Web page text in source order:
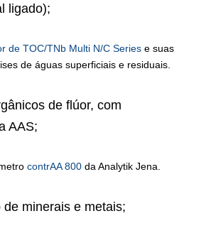
ligado);
de TOC/TNb Multi N/C Series e suas
de águas superficiais e residuais.
de flúor, com
AAS;
contrAA 800 da Analytik Jena.
de minerais e metais;